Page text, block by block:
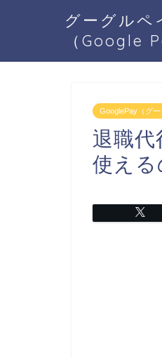
グーグルペ
（Google
GooglePay（グー
退職
使える